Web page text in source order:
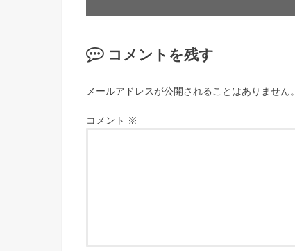
コメントを残す
メールアドレスが公開されることはありません。
コメント ※